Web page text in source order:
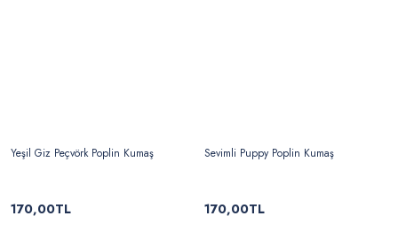
Yeşil Giz Peçvörk Poplin Kumaş
170,00TL
Sevimli Puppy Poplin Kumaş
170,00TL